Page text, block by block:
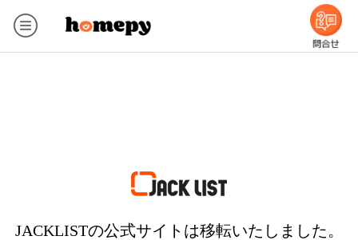
JACKLISTの公式サイトは移転いたしました。